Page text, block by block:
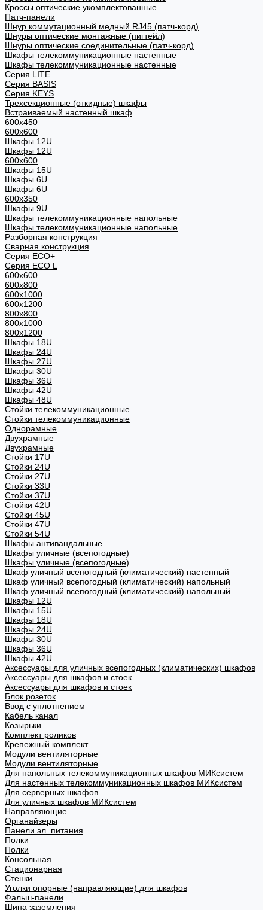
Кроссы оптические укомплектованные
Патч-панели
Шнур коммутационный медный RJ45 (патч-корд)
Шнуры оптические монтажные (пигтейл)
Шнуры оптические соединительные (патч-корд)
Шкафы телекоммуникационные настенные
Шкафы телекоммуникационные настенные
Cерия LITE
Cерия BASIS
Cерия KEYS
Трехсекционные (откидные) шкафы
Встраиваемый настенный шкаф
600x450
600x600
Шкафы 12U
Шкафы 12U
600x600
Шкафы 15U
Шкафы 6U
Шкафы 6U
600x350
Шкафы 9U
Шкафы телекоммуникационные напольные
Шкафы телекоммуникационные напольные
Разборная конструкция
Сварная конструкция
Серия ECO+
Серия ECO L
600x600
600x800
600х1000
600х1200
800x800
800х1000
800х1200
Шкафы 18U
Шкафы 24U
Шкафы 27U
Шкафы 30U
Шкафы 36U
Шкафы 42U
Шкафы 48U
Стойки телекоммуникационные
Стойки телекоммуникационные
Однорамные
Двухрамные
Двухрамные
Стойки 17U
Стойки 24U
Стойки 27U
Стойки 33U
Стойки 37U
Стойки 42U
Стойки 45U
Стойки 47U
Стойки 54U
Шкафы антивандальные
Шкафы уличные (всепогодные)
Шкафы уличные (всепогодные)
Шкаф уличный всепогодный (климатический) настенный
Шкаф уличный всепогодный (климатический) напольный
Шкаф уличный всепогодный (климатический) напольный
Шкафы 12U
Шкафы 15U
Шкафы 18U
Шкафы 24U
Шкафы 30U
Шкафы 36U
Шкафы 42U
Аксессуары для уличных всепогодных (климатических) шкафов
Аксессуары для шкафов и стоек
Аксессуары для шкафов и стоек
Блок розеток
Ввод с уплотнением
Кабель канал
Козырьки
Комплект роликов
Крепежный комплект
Модули вентиляторные
Модули вентиляторные
Для напольных телекоммуникационных шкафов МИКсистем
Для настенных телекоммуникационных шкафов МИКсистем
Для серверных шкафов
Для уличных шкафов МИКсистем
Направляющие
Органайзеры
Панели эл. питания
Полки
Полки
Консольная
Стационарная
Стенки
Уголки опорные (направляющие) для шкафов
Фальш-панели
Шина заземления